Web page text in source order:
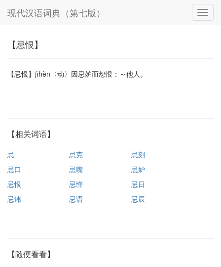
现代汉语词典（第七版）
【忌恨】
【忌恨】jìhèn〈动〉因忌妒而怨恨：～他人。
【相关词语】
忌 忌克
忌刻
忌口
忌嘴
忌妒
忌恨
忌惮
忌日
忌讳
忌语 忌辰
【随便看看】